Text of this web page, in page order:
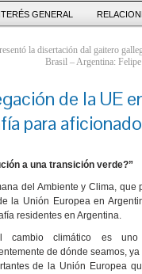
GENERAL
la disertación dal gaitero
Brasil – Argentina:
de la UE
para
a una transición verde?”
del Ambiente y Clima,
la Unión Europea en
residentes en Argentina.
cambio climático es
de dónde seamos,
de la Unión Europea